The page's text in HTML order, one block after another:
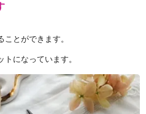
とができます。
になっています。